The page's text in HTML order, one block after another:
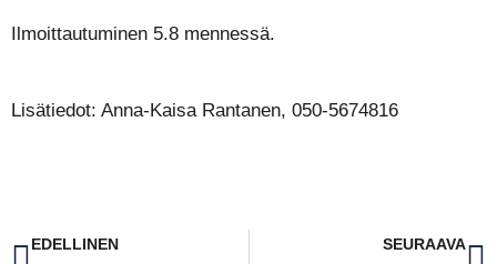
Ilmoittautuminen 5.8 mennessä.
Lisätiedot: Anna-Kaisa Rantanen, 050-5674816
EDELLINEN SEURAAVA